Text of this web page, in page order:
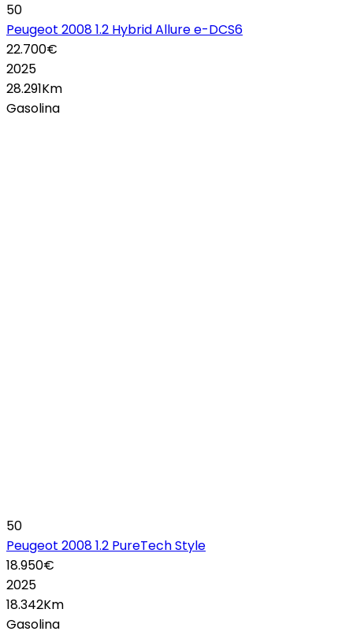
50
Peugeot 2008 1.2 Hybrid Allure e-DCS6
22.700€
2025
28.291Km
Gasolina
50
Peugeot 2008 1.2 PureTech Style
18.950€
2025
18.342Km
Gasolina